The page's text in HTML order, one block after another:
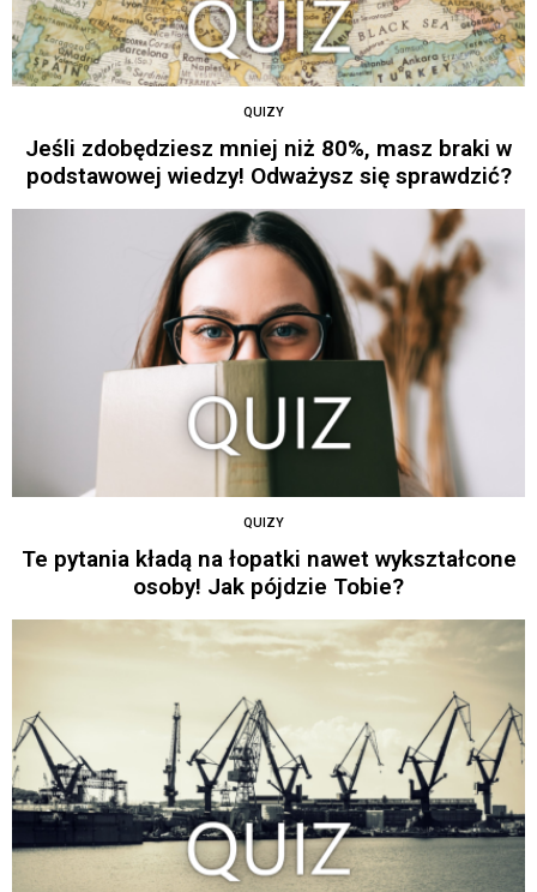
QUIZY
Jeśli zdobędziesz mniej niż 80%, masz braki w
podstawowej wiedzy! Odważysz się sprawdzić?
QUIZY
Te pytania kładą na łopatki nawet wykształcone
osoby! Jak pójdzie Tobie?